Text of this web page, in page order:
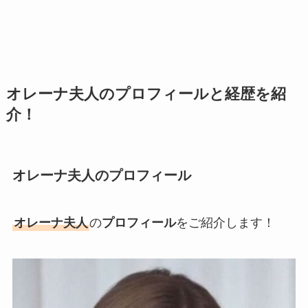
オレーナ夫人のプロフィールと経歴を紹
介！
オレーナ夫人のプロフィール
オレーナ夫人のプロフィールをご紹介します！